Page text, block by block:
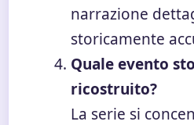
narrazione
storicamente
Quale evento
ricostruito?
La serie si